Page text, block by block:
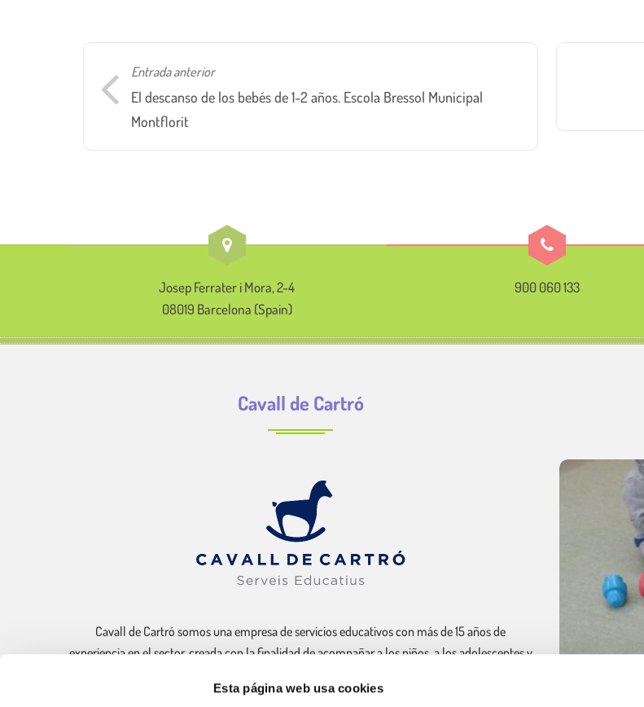
Esta página web usa cookies
Entrada anterior
El descanso de los bebés de 1-2 años. Escola Bressol Municipal
Montflorit
Josep Ferrater i Mora, 2-4
08019 Barcelona (Spain)
900 060 133
Cavall de Cartró
Cavall de Cartró somos una empresa de servicios educativos con más de 15 años de
experiencia en el sector, creada con la finalidad de acompañar a los niños, a los adolescentes y